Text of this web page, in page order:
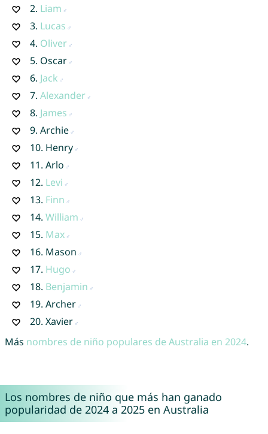
2. Liam
3. Lucas
4. Oliver
5. Oscar
6. Jack
7. Alexander
8. James
9. Archie
10. Henry
11. Arlo
12. Levi
13. Finn
14. William
15. Max
16. Mason
17. Hugo
18. Benjamin
19. Archer
20. Xavier
Más nombres de niño populares de Australia en 2024.
Los nombres de niño que más han ganado
popularidad de 2024 a 2025 en Australia